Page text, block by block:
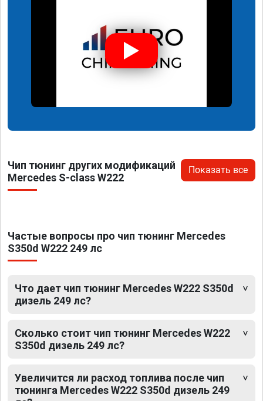
Чип тюнинг других модификаций
Mercedes S-class W222
Показать все
Частые вопросы про чип тюнинг Mercedes
S350d W222 249 лс
Что дает чип тюнинг Mercedes W222 S350d
дизель 249 лс?
Сколько стоит чип тюнинг Mercedes W222
S350d дизель 249 лс?
Увеличится ли расход топлива после чип
тюнинга Mercedes W222 S350d дизель 249